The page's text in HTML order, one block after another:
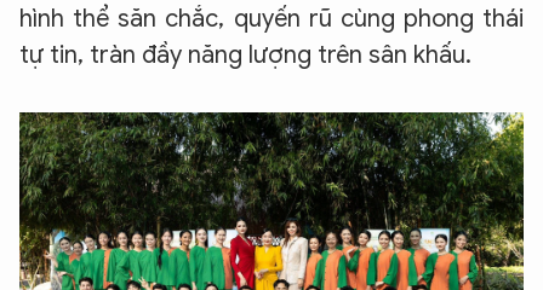
hình thể săn chắc, quyến rũ cùng phong thái
tự tin, tràn đầy năng lượng trên sân khấu.